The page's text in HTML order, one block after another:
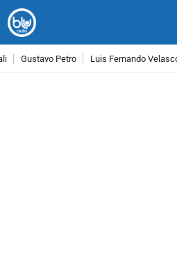
Gustavo Petro Luis Fernando